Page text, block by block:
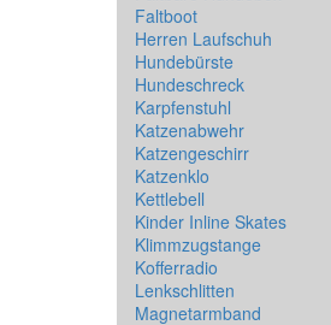
Faltboot
Herren Laufschuh
Hundebürste
Hundeschreck
Karpfenstuhl
Katzenabwehr
Katzengeschirr
Katzenklo
Kettlebell
Kinder Inline Skates
Klimmzugstange
Kofferradio
Lenkschlitten
Magnetarmband